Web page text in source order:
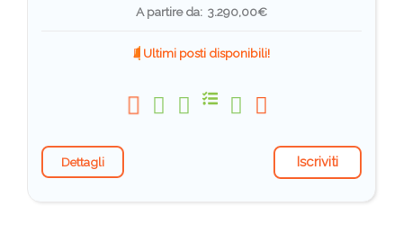
A partire da: 3.290,00€
Ultimi posti disponibili!
Dettagli Iscriviti